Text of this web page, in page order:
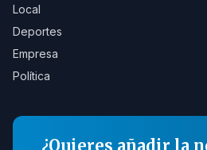
Local
Deportes
Empresa
Política
¿Quieres añadir la